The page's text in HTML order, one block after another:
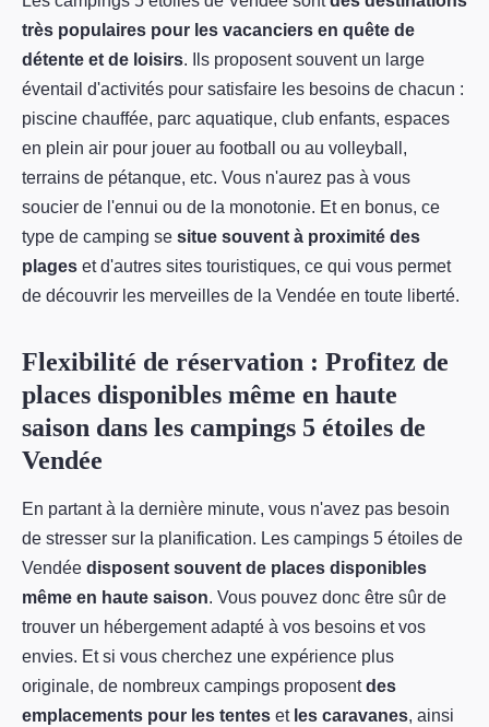
très populaires pour les vacanciers en quête de
détente et de loisirs. Ils proposent souvent un large
éventail d'activités pour satisfaire les besoins de chacun :
piscine chauffée, parc aquatique, club enfants, espaces
en plein air pour jouer au football ou au volleyball,
terrains de pétanque, etc. Vous n'aurez pas à vous
soucier de l'ennui ou de la monotonie. Et en bonus, ce
type de camping se situe souvent à proximité des
plages et d'autres sites touristiques, ce qui vous permet
de découvrir les merveilles de la Vendée en toute liberté.
Flexibilité de réservation : Profitez de
places disponibles même en haute
saison dans les campings 5 étoiles de
Vendée
En partant à la dernière minute, vous n'avez pas besoin
de stresser sur la planification. Les campings 5 étoiles de
Vendée disposent souvent de places disponibles
même en haute saison. Vous pouvez donc être sûr de
trouver un hébergement adapté à vos besoins et vos
envies. Et si vous cherchez une expérience plus
originale, de nombreux campings proposentdes
emplacements pour les tentes et les caravanes, ainsi